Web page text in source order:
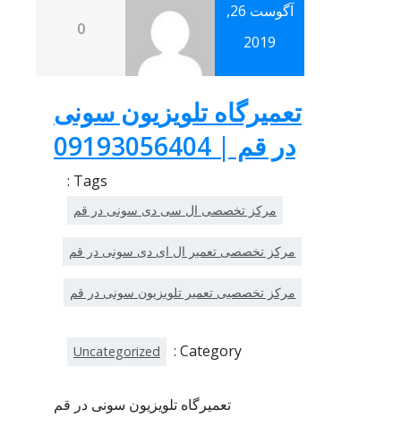
آگوست 26,
2019
0
تعمیرگاه تلویزیون سونی
در قم | 09193056404
Tags :
مرکز تخصصی ال سی دی سونی در قم
مرکز تخصصی تعمیر ال ای دی سونی در قم
مرکز تخصصیی تعمیر تلویزیون سونی در قم
Category :
Uncategorized
تعمیرگاه تلویزیون سونی در قم